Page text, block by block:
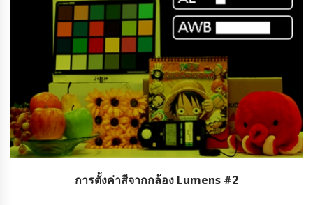
การตั้งค่าสีจากกล้อง Lumens #2